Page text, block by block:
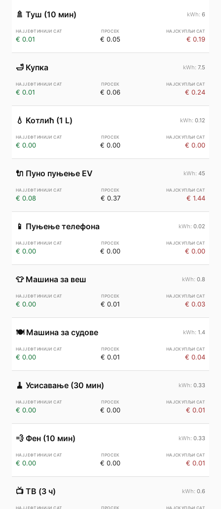
🚿 Туш (10 мин) 6
€ 0.01 € 0.05 € 0.19
🛁 Купка 7.5
€ 0.01 € 0.06 € 0.24
💧 Котлић (1 L) 0.12
€ 0.00 € 0.00 € 0.00
🔌 Пуно пуњење EV 45
€ 0.08 € 0.37 € 1.44
📱 Пуњење телефона 0.02
€ 0.00 € 0.00 € 0.00
👕 Машина за веш 0.8
€ 0.00 € 0.01 € 0.03
🍽️ Машина за судове 1.4
€ 0.00 € 0.01 € 0.04
🧹 Усисавање (30 мин) 0.33
€ 0.00 € 0.00 € 0.01
💨 Фен (10 мин) 0.33
€ 0.00 € 0.00 € 0.01
📺 ТВ (3 ч) 0.6